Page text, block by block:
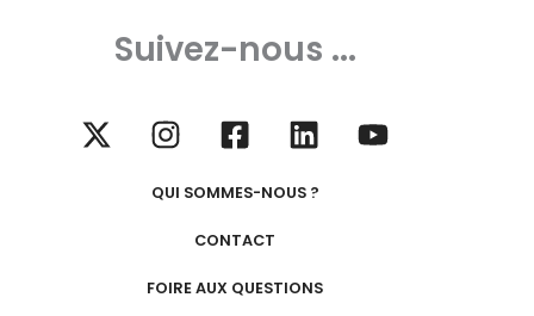
Suivez-nous ...
QUI SOMMES-NOUS ?
CONTACT
FOIRE AUX QUESTIONS